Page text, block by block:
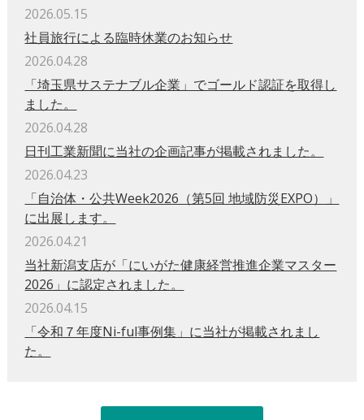
2026.05.15
社員旅行による臨時休業のお知らせ
2026.04.28
「埼玉県サステナブル企業」でゴールド認証を取得し
ました。
2026.04.28
日刊工業新聞に当社の企画記事が掲載されました。
2026.04.23
「自治体・公共Week2026（第5回 地域防災EXPO）」
に出展します。
2026.04.21
当社新潟支店が「にいがた健康経営推進企業マスター
2026」に認定されました。
2026.04.15
「令和７年度Ni-ful事例集」に当社が掲載されまし
た。